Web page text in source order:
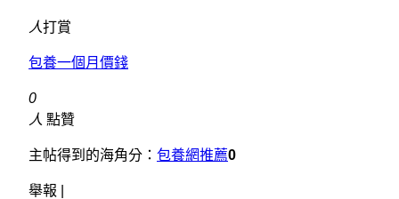
人打賞
包養一個月價錢
0
人 點贊
主帖得到的海角分： 包養網推薦0
舉報 |